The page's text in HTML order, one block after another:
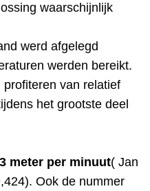
waarschijnlijk
werd afgelegd
werden bereikt.
van relatief
het grootste deel
meter per minuut( Jan
Ook de nummer